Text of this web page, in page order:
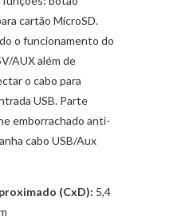
cartão MicroSD.
o funcionamento do
AUX além de
o cabo para
USB. Parte
emborrachado anti-
cabo USB/Aux
(CxD): 5,4